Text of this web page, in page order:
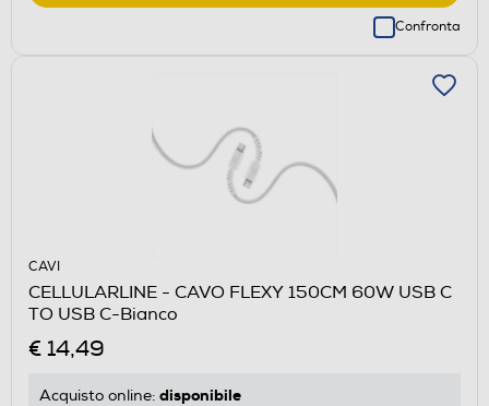
Confronta
CAVI
CELLULARLINE - CAVO FLEXY 150CM 60W USB C
TO USB C-Bianco
€ 14,49
Acquisto online: disponibile